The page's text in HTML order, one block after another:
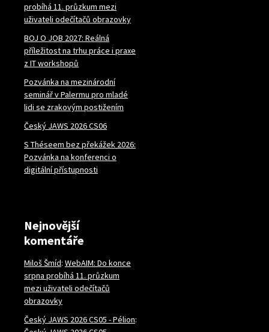
probíhá 11. průzkum mezi
uživateli odečítačů obrazovky
BOJ O JOB 2027: Reálná
příležitost na trhu práce i praxe
z IT workshopů
Pozvánka na mezinárodní
seminář v Palermu pro mladé
lidi se zrakovým postižením
Český JAWS 2026 CS06
S Théseem bez překážek 2026:
Pozvánka na konferenci o
digitální přístupnosti
Nejnovější
komentáře
Miloš Šmíd: WebAIM: Do konce
srpna probíhá 11. průzkum
mezi uživateli odečítačů
obrazovky
Český JAWS 2026 CS05 - Pélion: